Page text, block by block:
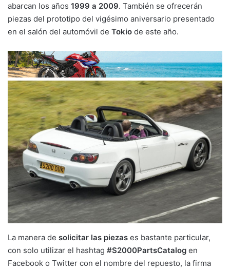
abarcan los años 1999 a 2009. También se ofrecerán
piezas del prototipo del vigésimo aniversario presentado
en el salón del automóvil de Tokio de este año.
La manera de solicitar las piezas es bastante particular,
con solo utilizar el hashtag #S2000PartsCatalog en
Facebook o Twitter con el nombre del repuesto, la firma